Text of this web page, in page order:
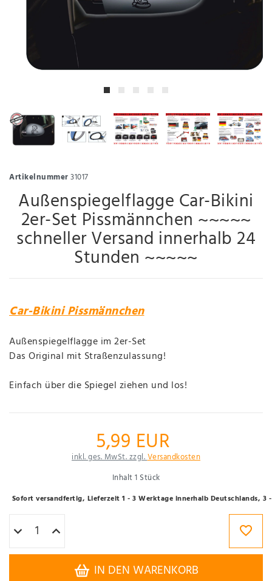
Artikelnummer31017
Außenspiegelflagge Car-Bikini
2er-Set Pissmännchen ~~~~~
schneller Versand innerhalb 24
Stunden ~~~~~
Car-Bikini Pissmännchen
Außenspiegelflagge im 2er-Set
Das Original mit Straßenzulassung!
Einfach über die Spiegel ziehen und los!
5,99 EUR
inkl. ges. MwSt. zzgl.Versandkosten
Inhalt1 Stück
Sofort versandfertig, Lieferzeit 1 - 3 Werktage innerhalb Deutschlands, 3
IN DEN WARENKORB